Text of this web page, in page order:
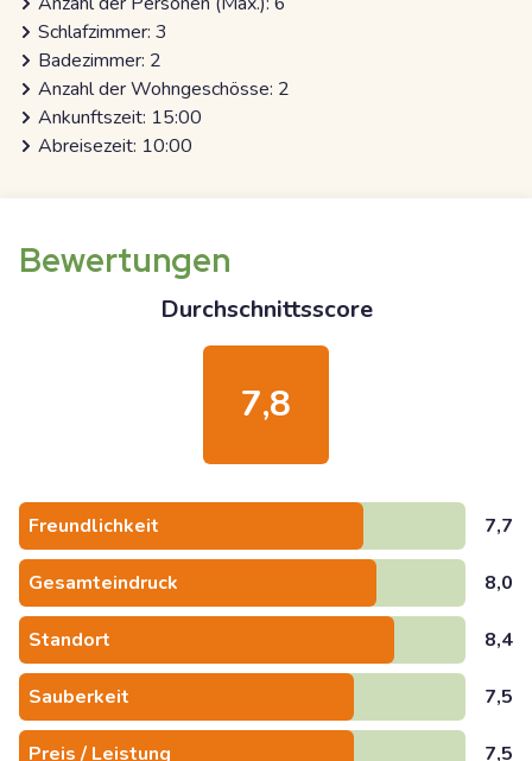
Schlafzimmer: 3
Badezimmer: 2
Anzahl der Wohngeschösse: 2
Ankunftszeit: 15:00
Abreisezeit: 10:00
Bewertungen
Durchschnittsscore
7,8
Freundlichkeit 7,7
Gesamteindruck 8,0
Standort 8,4
Sauberkeit 7,5
Preis / Leistung 7,5